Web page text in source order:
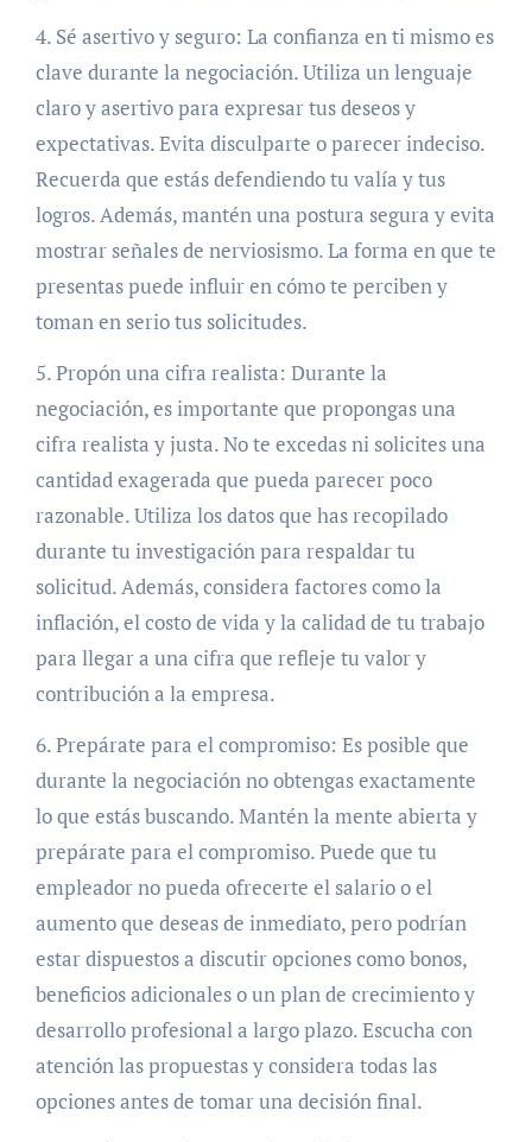
4. Sé asertivo y seguro: La confianza en ti mismo es
clave durante la negociación. Utiliza un lenguaje
claro y asertivo para expresar tus deseos y
expectativas. Evita disculparte o parecer indeciso.
Recuerda que estás defendiendo tu valía y tus
logros. Además, mantén una postura segura y evita
mostrar señales de nerviosismo. La forma en que te
presentas puede influir en cómo te perciben y
toman en serio tus solicitudes.
5. Propón una cifra realista: Durante la
negociación, es importante que propongas una
cifra realista y justa. No te excedas ni solicites una
cantidad exagerada que pueda parecer poco
razonable. Utiliza los datos que has recopilado
durante tu investigación para respaldar tu
solicitud. Además, considera factores como la
inflación, el costo de vida y la calidad de tu trabajo
para llegar a una cifra que refleje tu valor y
contribución a la empresa.
6. Prepárate para el compromiso: Es posible que
durante la negociación no obtengas exactamente
lo que estás buscando. Mantén la mente abierta y
prepárate para el compromiso. Puede que tu
empleador no pueda ofrecerte el salario o el
aumento que deseas de inmediato, pero podrían
estar dispuestos a discutir opciones como bonos,
beneficios adicionales o un plan de crecimiento y
desarrollo profesional a largo plazo. Escucha con
atención las propuestas y considera todas las
opciones antes de tomar una decisión final.